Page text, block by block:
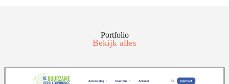
Portfolio
Bekijk alles